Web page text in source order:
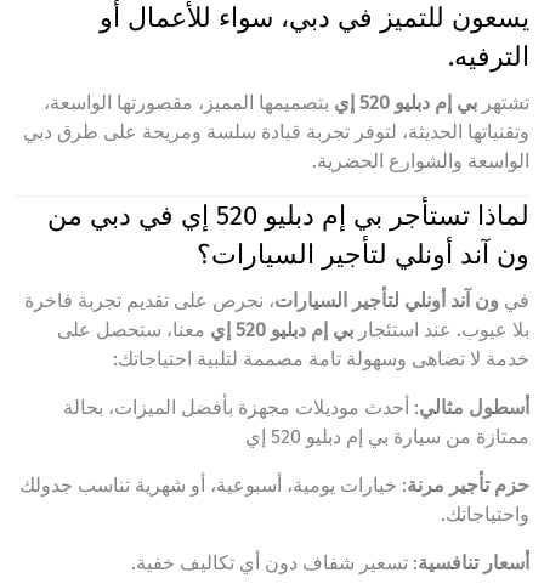
يسعون للتميز في دبي، سواء للأعمال أو
الترفيه.
تشتهر بي إم دبليو 520 إي
بتصميمها المميز، مقصورتها الواسعة،
وتقنياتها الحديثة، لتوفر تجربة قيادة سلسة ومريحة على طرق دبي
الواسعة والشوارع الحضرية.
لماذا تستأجر بي إم دبليو 520 إي في دبي من
ون آند أونلي لتأجير السيارات؟
في ون آند أونلي لتأجير السيارات، نحرص على تقديم تجربة فاخرة
بلا عيوب. عند استئجار بي إم دبليو 520 إي
معنا، ستحصل على
خدمة لا تضاهى وسهولة تامة مصممة لتلبية احتياجاتك:
أسطول مثالي: أحدث موديلات مجهزة بأفضل الميزات، بحالة
ممتازة من سيارة بي إم دبليو 520 إي
حزم تأجير مرنة: خيارات يومية، أسبوعية، أو شهرية تناسب جدولك
واحتياجاتك.
أسعار تنافسية: تسعير شفاف دون أي تكاليف خفية.